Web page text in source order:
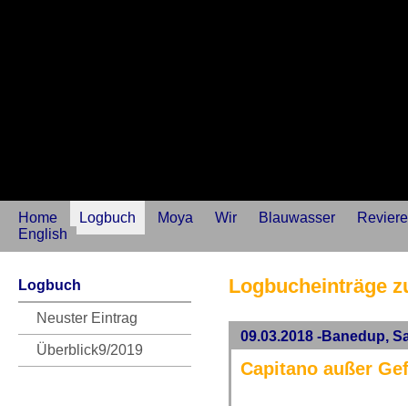
Home Logbuch Moya Wir Blauwasser
Reviere
English
Logbuch
Neuster Eintrag
Überblick9/2019
Logbucheinträge
09.03.2018 -Banedup,
Capitano außer